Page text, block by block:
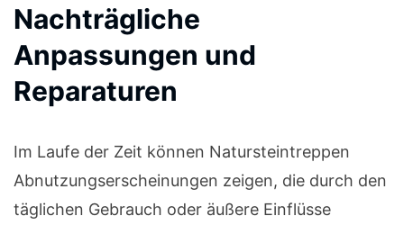
Nachträgliche
Anpassungen und
Reparaturen
Im Laufe der Zeit können Natursteintreppen
Abnutzungserscheinungen zeigen, die durch den
täglichen Gebrauch oder äußere Einflüsse